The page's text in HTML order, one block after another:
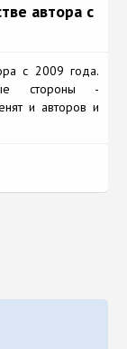
автора с
с 2009 года.
стороны -
и авторов и